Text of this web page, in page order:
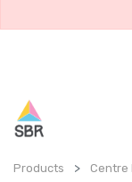
Products Centre